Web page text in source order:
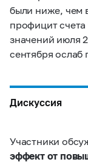
были ниже, чем
профицит
значений июля
сентября
Дискуссия
Участники
эффект от